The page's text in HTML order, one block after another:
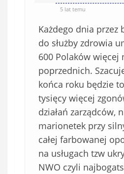
5 lat temu
Każdego dnia przez
do służby zdrowia
600 Polaków więcej
poprzednich.
końca roku będzie
tysięcy więcej
działań zarządców,
marionetek przy
całej farbowanej
na usługach tzw
NWO czyli